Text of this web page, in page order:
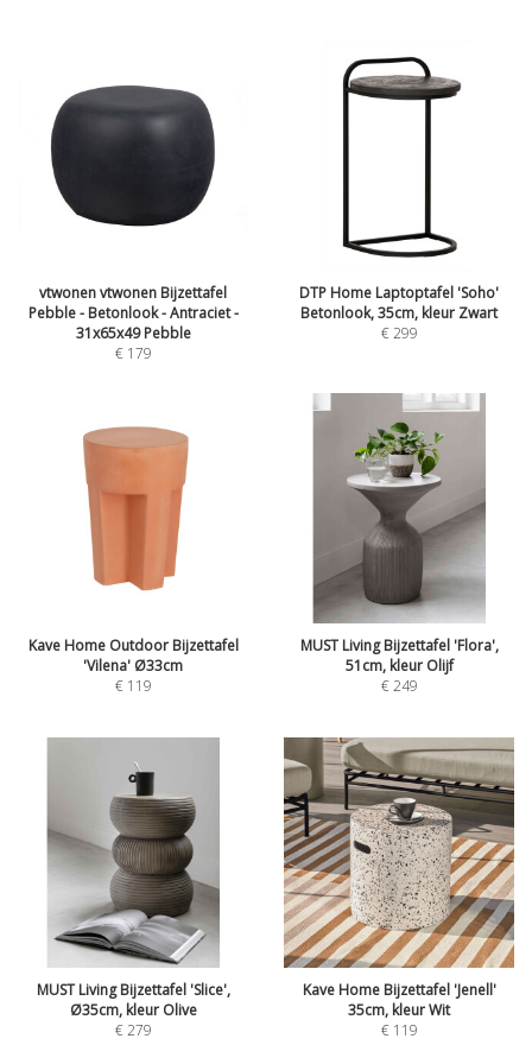
vtwonen vtwonen Bijzettafel
Pebble - Betonlook - Antraciet -
31x65x49 Pebble
€ 179
DTP Home Laptoptafel 'Soho'
Betonlook, 35cm, kleur Zwart
€299
Kave Home Outdoor Bijzettafel
'Vilena' Ø33cm
€ 119
MUST Living Bijzettafel 'Flora',
51cm, kleur Olijf
€249
MUST Living Bijzettafel 'Slice',
Ø35cm, kleur Olive
€279
Kave Home Bijzettafel 'Jenell'
35cm, kleur Wit
€ 119